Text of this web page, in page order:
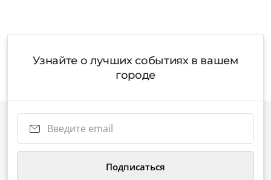
Узнайте о лучших событиях в вашем
городе